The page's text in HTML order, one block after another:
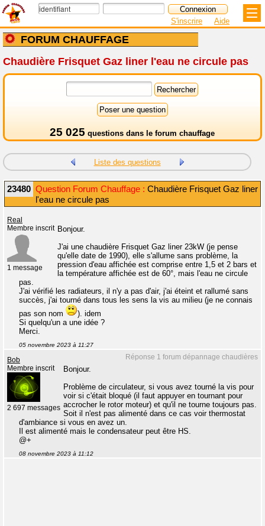
FORUM CHAUFFAGE
S'inscrire Aide
Chaudière Frisquet Gaz liner l'eau ne circule pas
25 025 questions dans le forum chauffage
Liste des questions
23480 Question Forum Chauffage : Chaudière Frisquet Gaz liner
l'eau ne circule pas
Real
Membre inscrit
1 message
Bonjour.
J'ai une chaudière Frisquet Gaz liner 23kW (je pense
qu'elle date de 1990), elle s'allume sans problème, la
pression d'eau affichée est comprise entre 1,5 et 2 bars et
la température affichée est de 60°, mais l'eau ne circule
pas.
J'ai vérifié les radiateurs, il n'y a pas d'air, j'ai éteint et rallumé sans
succès, j'ai tourné dans tous les sens la vis au milieu (je ne connais
pas son nom
). idem
Si quelqu'un a une idée ?
Merci.
05 novembre 2023 à 11:27
Réponse 1 forum dépannage chaudières
Bob
Membre inscrit
2 697 messages
Bonjour.
Problème de circulateur, si vous avez tourné la vis pour
voir si c'était bloqué (il faut appuyer en tournant pour
accrocher le rotor moteur) et qu'il ne tourne toujours pas.
Soit il n'est pas alimenté dans ce cas voir thermostat
d'ambiance si vous en avez un.
Il est alimenté mais le condensateur peut être HS.
@+
08 novembre 2023 à 11:12